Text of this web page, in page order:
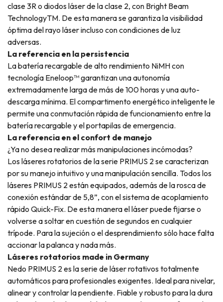
clase 3R o diodos láser de la clase 2, con Bright Beam
TechnologyTM. De esta manera se garantiza la visibilidad
óptima del rayo láser incluso con condiciones de luz
adversas.
La referencia en la persistencia
La batería recargable de alto rendimiento NiMH con
tecnología Eneloop™ garantizan una autonomía
extremadamente larga de más de 100 horas y una auto-
descarga mínima. El compartimento energético inteligente le
permite una conmutación rápida de funcionamiento entre la
batería recargable y el portapilas de emergencia.
La referencia en el confort de manejo
¿Ya no desea realizar más manipulaciones incómodas?
Los láseres rotatorios de la serie PRIMUS 2 se caracterizan
por su manejo intuitivo y una manipulación sencilla. Todos los
láseres PRIMUS 2 están equipados, además de la rosca de
conexión estándar de 5,8”, con el sistema de acoplamiento
rápido Quick-Fix. De esta manera el láser puede fijarse o
volverse a soltar en cuestión de segundos en cualquier
trípode. Para la sujeción o el desprendimiento sólo hace falta
accionar la palanca y nada más.
Láseres rotatorios made in Germany
Nedo PRIMUS 2 es la serie de láser rotativos totalmente
automáticos para profesionales exigentes. Ideal para nivelar,
alinear y controlar la pendiente. Fiable y robusto para la dura